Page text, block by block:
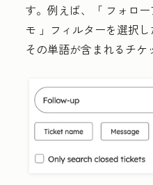
す。例えば、「 フォロ
モ 」フィルターを選択
その単語が含まれるチケ